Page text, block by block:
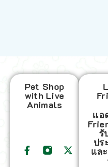
Pet Shop
with Live
Animals
แอ
รั
ปร
แล